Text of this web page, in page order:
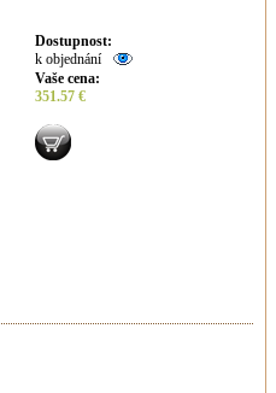
Dostupnost:
k objednání
Vaše cena:
351.57 €